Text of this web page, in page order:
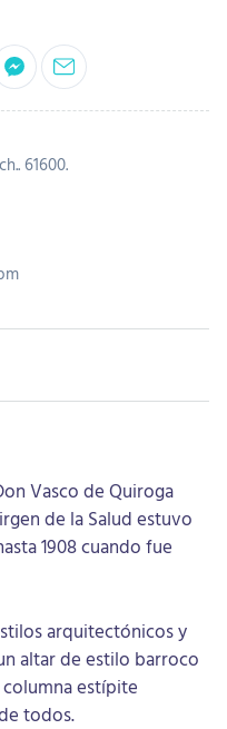
61600.
Vasco de Quiroga
de la Salud estuvo
1908 cuando fue
arquitectónicos y
altar de estilo barroco
estípite
todos.